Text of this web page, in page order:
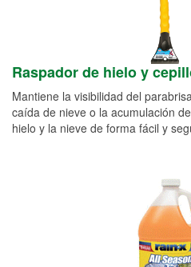
Raspador de hielo y
Mantiene la visibilidad del
caída de nieve o la acumulación
hielo y la nieve de forma fácil y